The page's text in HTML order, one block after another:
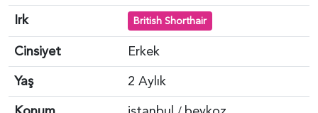
Irk
British Shorthair
Cinsiyet
Erkek
Yaş
2 Aylık